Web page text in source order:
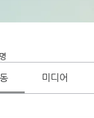
미디어